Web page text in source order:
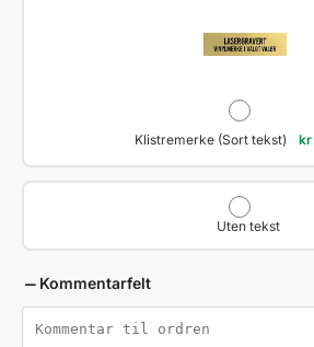
Klistremerke (Sort tekst) kr
Uten tekst
Kommentarfelt